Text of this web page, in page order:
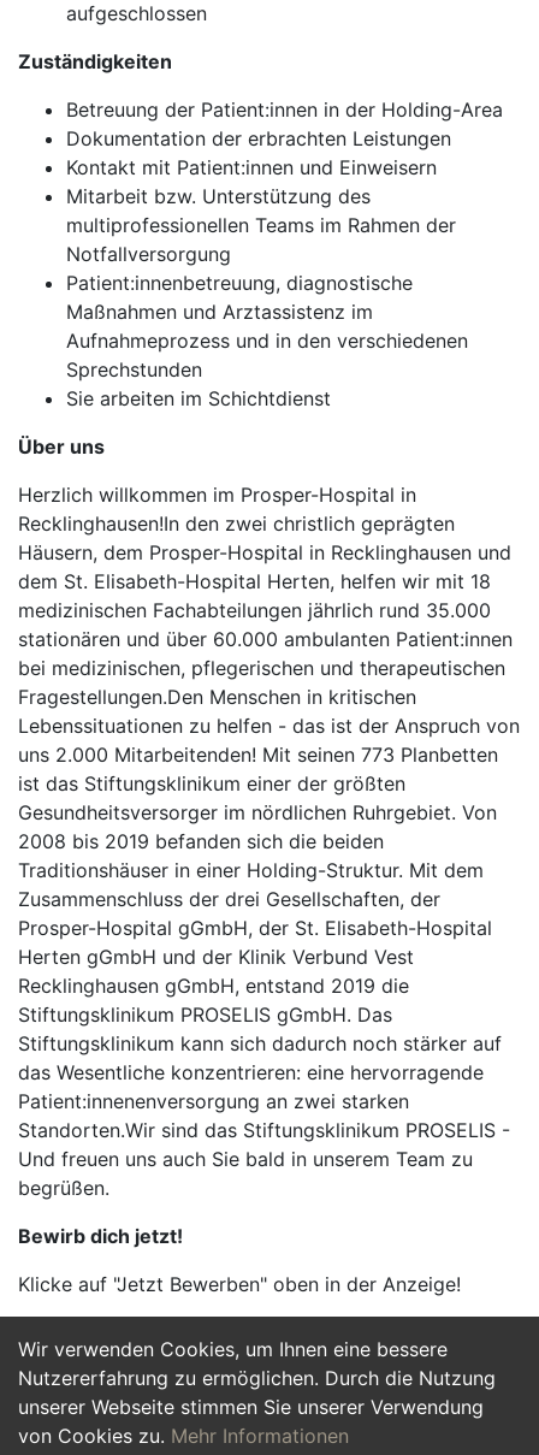
Wir verwenden Cookies, um Ihnen eine bessere
Nutzererfahrung zu ermöglichen. Durch die Nutzung
unserer Webseite stimmen Sie unserer Verwendung
von Cookies zu. Mehr Informationen
aufgeschlossen
Zuständigkeiten
Betreuung der Patient:innen in der Holding-Area
Dokumentation der erbrachten Leistungen
Kontakt mit Patient:innen und Einweisern
Mitarbeit bzw. Unterstützung des
multiprofessionellen Teams im Rahmen der
Notfallversorgung
Patient:innenbetreuung, diagnostische
Maßnahmen und Arztassistenz im
Aufnahmeprozess und in den verschiedenen
Sprechstunden
Sie arbeiten im Schichtdienst
Über uns
Herzlich willkommen im Prosper-Hospital in
Recklinghausen!In den zwei christlich geprägten
Häusern, dem Prosper-Hospital in Recklinghausen und
dem St. Elisabeth-Hospital Herten, helfen wir mit 18
medizinischen Fachabteilungen jährlich rund 35.000
stationären und über 60.000 ambulanten Patient:innen
bei medizinischen, pflegerischen und therapeutischen
Fragestellungen.Den Menschen in kritischen
Lebenssituationen zu helfen - das ist der Anspruch von
uns 2.000 Mitarbeitenden! Mit seinen 773 Planbetten
ist das Stiftungsklinikum einer der größten
Gesundheitsversorger im nördlichen Ruhrgebiet. Von
2008 bis 2019 befanden sich die beiden
Traditionshäuser in einer Holding-Struktur. Mit dem
Zusammenschluss der drei Gesellschaften, der
Prosper-Hospital gGmbH, der St. Elisabeth-Hospital
Herten gGmbH und der Klinik Verbund Vest
Recklinghausen gGmbH, entstand 2019 die
Stiftungsklinikum PROSELIS gGmbH. Das
Stiftungsklinikum kann sich dadurch noch stärker auf
das Wesentliche konzentrieren: eine hervorragende
Patient:innenenversorgung an zwei starken
Standorten.Wir sind das Stiftungsklinikum PROSELIS -
Und freuen uns auch Sie bald in unserem Team zu
begrüßen.
Bewirb dich jetzt!
Klicke auf "Jetzt Bewerben" oben in der Anzeige!
Jetzt Bewerben